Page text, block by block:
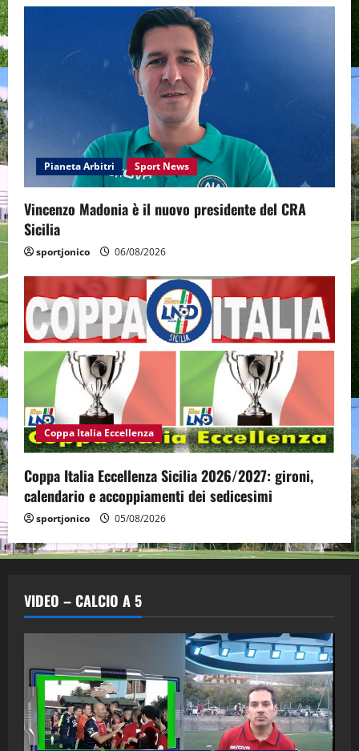
Pianeta Arbitri Sport News
Vincenzo Madonia è il nuovo presidente del CRA
Sicilia
sportjonico 06/08/2026
Coppa Italia Eccellenza
Coppa Italia Eccellenza Sicilia 2026/2027: gironi,
calendario e accoppiamenti dei sedicesimi
sportjonico 05/08/2026
VIDEO – CALCIO A 5